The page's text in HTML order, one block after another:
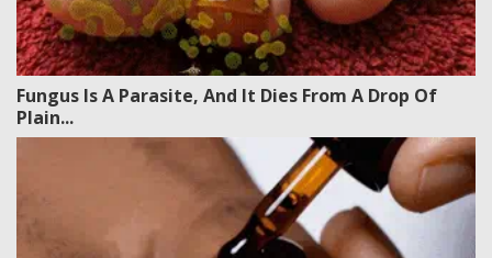
Fungus Is A Parasite, And It Dies From A Drop Of
Plain...